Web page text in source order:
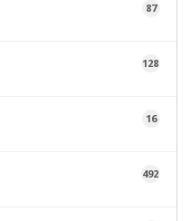
87
128
16
492